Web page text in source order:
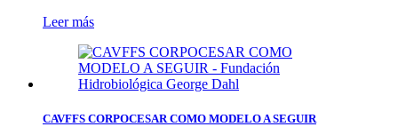
Leer más
CAVFFS CORPOCESAR COMO MODELO A SEGUIR